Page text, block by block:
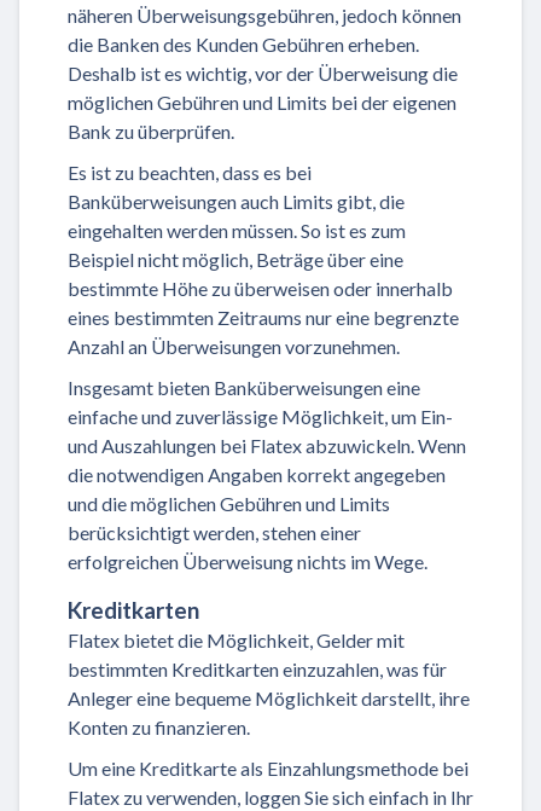
näheren Überweisungsgebühren, jedoch können
die Banken des Kunden Gebühren erheben.
Deshalb ist es wichtig, vor der Überweisung die
möglichen Gebühren und Limits bei der eigenen
Bank zu überprüfen.
Es ist zu beachten, dass es bei
Banküberweisungen auch Limits gibt, die
eingehalten werden müssen. So ist es zum
Beispiel nicht möglich, Beträge über eine
bestimmte Höhe zu überweisen oder innerhalb
eines bestimmten Zeitraums nur eine begrenzte
Anzahl an Überweisungen vorzunehmen.
Insgesamt bieten Banküberweisungen eine
einfache und zuverlässige Möglichkeit, um Ein-
und Auszahlungen bei Flatex abzuwickeln. Wenn
die notwendigen Angaben korrekt angegeben
und die möglichen Gebühren und Limits
berücksichtigt werden, stehen einer
erfolgreichen Überweisung nichts im Wege.
Kreditkarten
Flatex bietet die Möglichkeit, Gelder mit
bestimmten Kreditkarten einzuzahlen, was für
Anleger eine bequeme Möglichkeit darstellt, ihre
Konten zu finanzieren.
Um eine Kreditkarte als Einzahlungsmethode bei
Flatex zu verwenden, loggen Sie sich einfach in Ihr